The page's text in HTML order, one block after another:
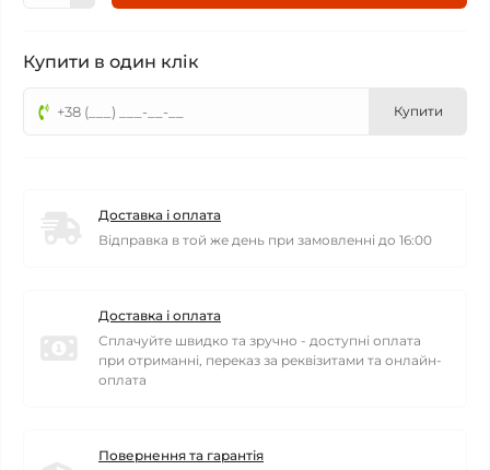
Купити в один клік
Купити
Доставка і оплата
Відправка в той же день при замовленні до 16:00
Доставка і оплата
Сплачуйте швидко та зручно - доступні оплата
при отриманні, переказ за реквізитами та онлайн-
оплата
Повернення та гарантія